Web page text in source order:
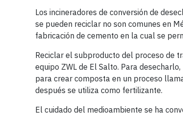
Los incineradores de conversión de
se pueden reciclar no son comunes en
fabricación de cemento en la cual se
Reciclar el subproducto del proceso de
equipo ZWL de El Salto. Para
para crear composta en un proceso
después se utiliza como fertilizante.
El cuidado del medioambiente se ha